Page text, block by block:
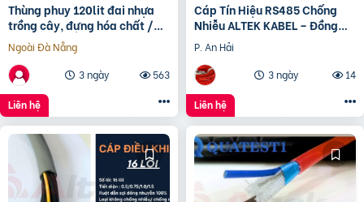
Thùng phuy 120lit đai nhựa
trồng cây, đựng hóa chất /
0963 839 593 Ms.Loan
Ngoài Đà Nẵng
3 ngày
563
Liên hệ
Cáp Tín Hiệu RS485 Chống
Nhiễu ALTEK KABEL – Đồng
Nguyên Chất 100%, Truyền
Tín Hiệu Ổn Định
P. An Hải
3 ngày
14
Liên hệ